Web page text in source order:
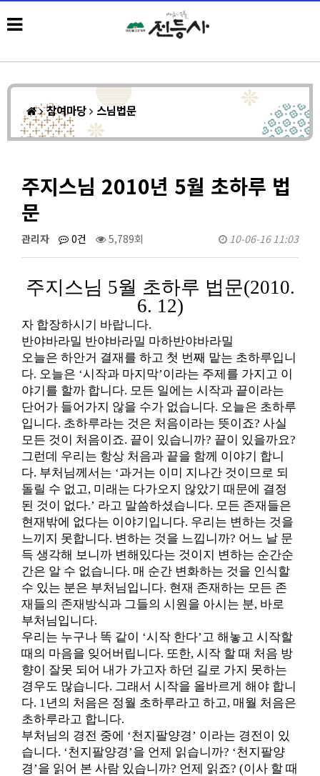
참여마당 스님법문
주지스님 2010년 5월 초하루 법
문
관리자 0건 5,789회 10-06-16 11:03
주지스님 5월 초하루 법문(2010.
6. 12)
자 합장하시기 바랍니다.
반야바라밀 반야바라밀 마하반야바라밀
오늘은 하안거 결재를 하고 첫 번째 맡는 초하루입니
다. 오늘은 ‘시작과 마지막’이라는 주제를 가지고 이
야기를 할까 합니다. 모든 일에는 시작과 끝이라는
단어가 들어가지 않을 수가 없습니다. 오늘은 초하루
입니다. 초하루라는 것은 처음이라는 뜻이죠? 사실
모든 것이 처음이죠. 끝이 있습니까? 끝이 있을까요?
그런데 우리는 항상 처음과 끝을 함께 이야기 합니
다. 부처님께서는 ‘과거는 이미 지나간 것이므로 되
돌릴 수 없고, 미래는 다가오지 않았기 때문에 결정
된 것이 없다.’ 라고 말씀하셨습니다. 모든 존재들은
현재밖에 없다는 이야기입니다. 우리는 변하는 것을
느끼지 못합니다. 변하는 것을 느낍니까? 어느 날 문
득 생각해 보니까 변해있다는 것이지 변하는 순간순
간은 알 수 없습니다. 매 순간 변화하는 것을 인식할
수 있는 분은 부처님입니다. 현재 존재하는 모든 존
재들의 존재방식과 그들의 시원을 아시는 분, 바로
부처님입니다.
우리는 누구나 똑 같이 ‘시작 한다’고 해놓고 시작할
때의 마음을 잊어버립니다. 또한, 시작 할 때 처음 방
향이 잘못 되어 내가 가고자 하던 길로 가지 못하는
경우도 많습니다. 그래서 시작을 올바르게 해야 합니
다. 1년의 처음은 정월 초하루라고 하고, 매월 처음은
초하루라고 합니다.
부처님의 경전 중에 ‘천지팔양경’ 이라는 경전이 있
습니다. ‘천지팔양경’을 언제 읽습니까? ‘천지팔양
경’을 읽어 본 사람 있습니까? 언제 읽죠? (이사 할 때